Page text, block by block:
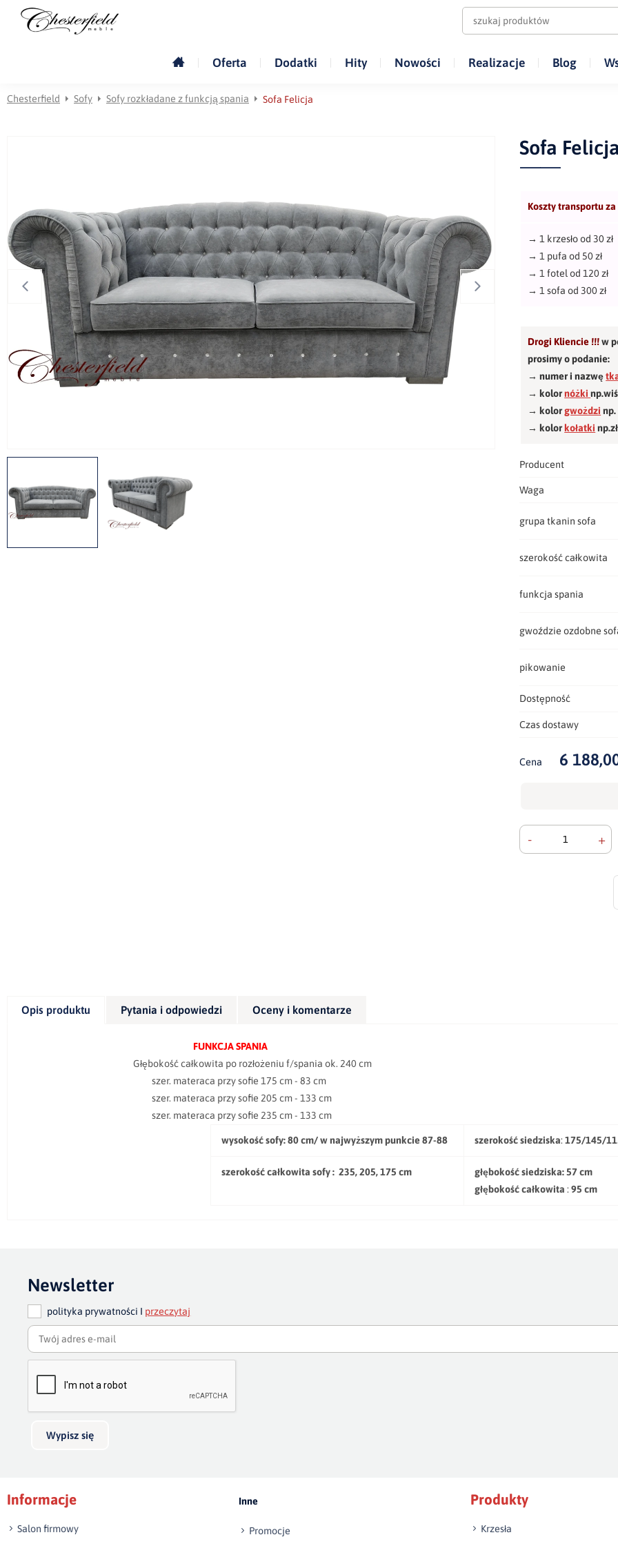
Oferta Dodatki Hity Nowości Realizacje Blog
Chesterfield Sofy Sofy rozkładane z funkcją spania Sofa Felicja
Sofa
Koszty transportu
→1 krzesło od 30 zł
→1 pufa od 50 zł
→ 1 fotel od 120 zł
→1 sofa od 300 zł
Drogi Kliencie !!!w
prosimy o podanie:
→ numer i nazwę
→ kolornóżki
→ kolorgwożdzi
→ kolorkołatki
Producent
Waga
grupa tkanin sofa
szerokość całkowita
funkcja spania
gwoździe ozdobne
pikowanie
Dostępność
Czas dostawy
Cena 6
- +
Opis produktu Pytania i odpowiedzi Oceny i komentarze
FUNKCJA SPANIA
Głębokość całkowita po rozłożeniu f/spania ok. 240 cm
szer. materaca przy sofie 175 cm - 83 cm
szer. materaca przy sofie 205 cm - 133 cm
szer. materaca przy sofie 235 cm - 133 cm
wysokość sofy: 80 cm/ w najwyższym punkcie 87-88 szerokość siedziska: 175/145/
szerokość całkowita sofy : 235, 205, 175 cm głębokość siedziska: 57 cm
głębokość całkowita : 95 cm
Newsletter
polityka prywatności I przeczytaj
Wypisz się
Informacje
Salon firmowy
Inne
Promocje
Produkty
Krzesła